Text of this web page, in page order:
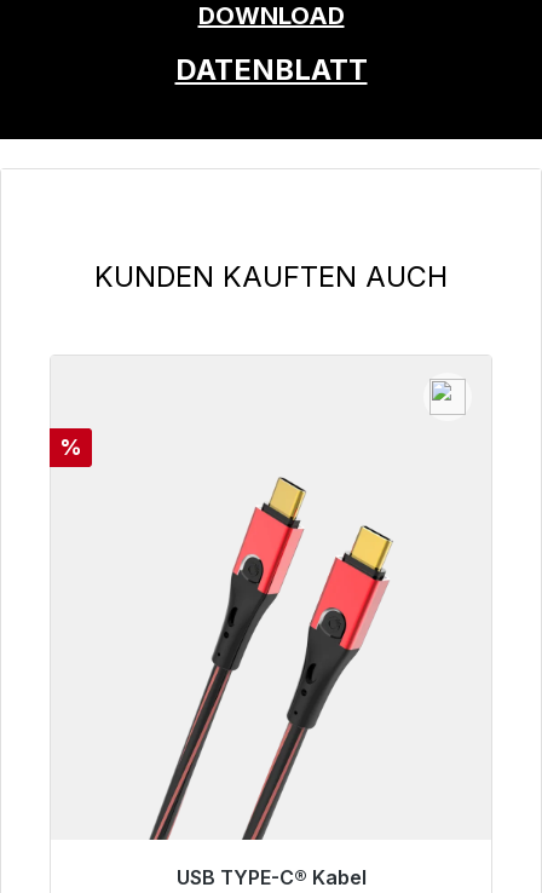
DOWNLOAD
DATENBLATT
Produktgalerie überspringen
KUNDEN KAUFTEN AUCH
Rabatt
%
USB TYPE-C® Kabel